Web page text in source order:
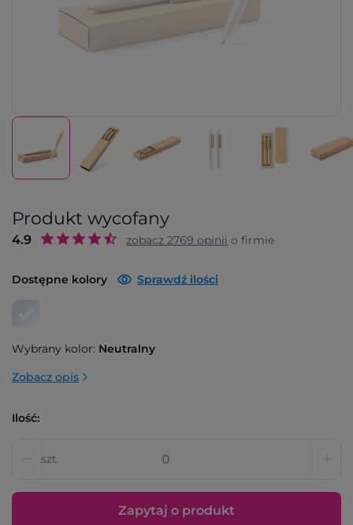
Produkt wycofany
4.9 zobacz 2769 opinii o firmie
Dostępne kolory Sprawdź ilości
Wybrany kolor: Neutralny
Zobacz opis
Ilość:
szt.
Zapytaj o produkt